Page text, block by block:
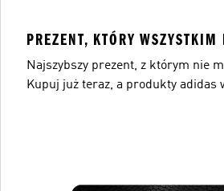
PREZENT, KTÓRY WSZYSTKIM
Najszybszy prezent, z którym nie
Kupuj już teraz, a produkty adidas